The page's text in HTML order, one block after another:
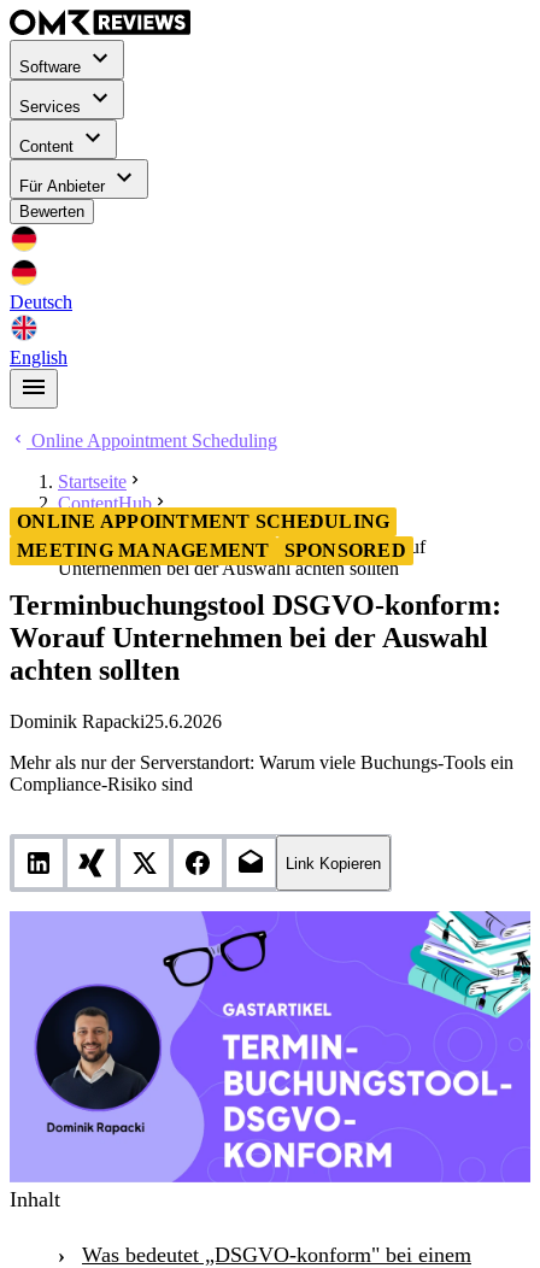
Software
Services
Content
Für Anbieter
Bewerten
Deutsch
English
Online Appointment Scheduling
Startseite
ContentHub
Online Appointment Scheduling
Terminbuchungstool DSGVO-konform: Worauf
Unternehmen bei der Auswahl achten sollten
ONLINE APPOINTMENT SCHEDULING
MEETING MANAGEMENT
SPONSORED
Terminbuchungstool DSGVO-konform:
Worauf Unternehmen bei der Auswahl
achten sollten
Dominik Rapacki25.6.2026
Mehr als nur der Serverstandort: Warum viele Buchungs-Tools ein
Compliance-Risiko sind
Link Kopieren
Inhalt
Was bedeutet „DSGVO-konform" bei einem